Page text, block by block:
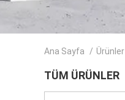
Ana Sayfa / Ürünler
TÜM ÜRÜNLER